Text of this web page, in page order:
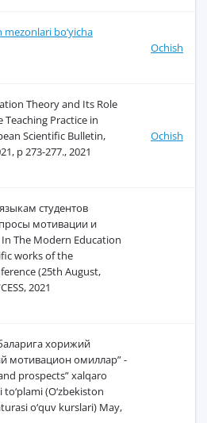
bo‘yichа
Ochish
Theory and Its Role
Practice in
Scientific Bulletin,
p 273-277., 2021
Ochish
студентов
мотивации и
The Modern Education
works of the
(25th August,
2021
хорижий
мотивацион омиллар” -
prospects” xalqaro
(O‘zbekiston
o‘quv kurslari) May,